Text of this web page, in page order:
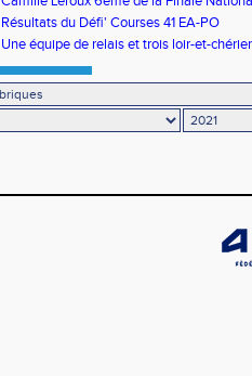
Résultats du Défi' Courses 41 EA-PO
Une équipe de relais et trois loir-et-